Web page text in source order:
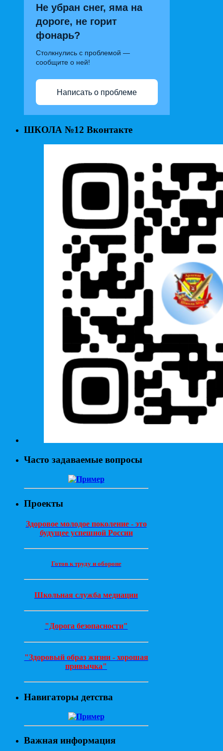
Не убран снег, яма на
дороге, не горит
фонарь?
Столкнулись с проблемой —
сообщите о ней!
Написать о проблеме
ШКОЛА №12 Вконтакте
Часто задаваемые вопросы
Проекты
Здоровое молодое поколение - это
будущее успешной России
Готов к труду и обороне
Школьная служба медиации
"Дорога безопасности"
"Здоровый образ жизни - хорошая
привычка"
Навигаторы детства
Важная информация